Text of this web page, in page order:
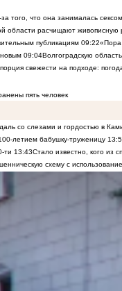
того, что она занималась
области расчищают
публикациям 09:22«Пора
09:04Волгоградскую
свежести на подходе:
пять человек
со слезами и гордостью в
летием бабушку-труженицу
ти 13:43Стало известно, кого из
схему с